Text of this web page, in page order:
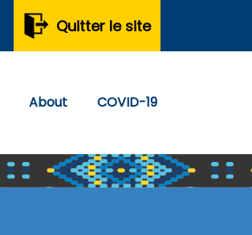
Quitter le site
About COVID-19